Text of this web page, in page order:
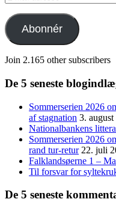
mail-
adresse
Abonnér
Join 2.165 other subscribers
De 5 seneste
Sommerserien 2026
af stagnation 3.
Nationalbankens
Sommerserien 2026
rand tur-retur 22. juli
Falklandsøerne 1 –
Til forsvar for
De 5 seneste